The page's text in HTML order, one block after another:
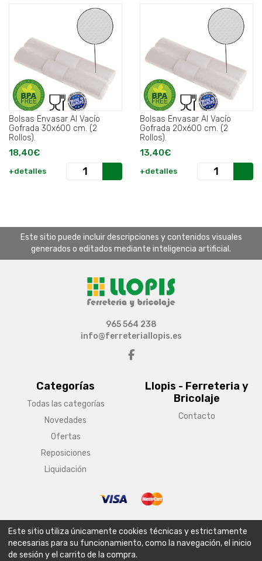
Bolsas Envasar Al Vacío
Gofrada 30x600 cm. (2
Rollos).
18,40€
+detalles
Bolsas Envasar Al Vacío
Gofrada 20x600 cm. (2
Rollos).
13,40€
+detalles
Este sitio puede incluir descripciones y contenidos visuales
generados o editados mediante inteligencia artificial.
Categorías
Todas las categorías
Novedades
Ofertas
Reposiciones
Liquidación
Llopis - Ferreteria y
Bricolaje
Contacto
965 564 238
info@ferreteriallopis.es
Aviso legal Condiciones generales de venta
Política de envío
Este sitio utiliza únicamente cookies técnicas y estrictamente
necesarias para su funcionamiento, como la navegación, el inicio
de sesión y el carrito de la compra.